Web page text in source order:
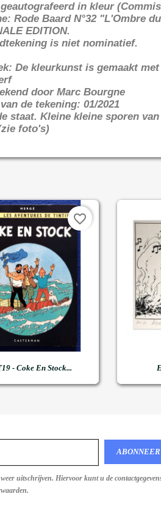
in kleur
Rode Baard N°32 "L'Ombre
EDITION.
is niet nominatief.
De kleurkunst is gemaakt
door Marc Bourgne
de tekening: 01/2021
staat. Kleine kleine sporen
foto's)
Snel bekijken
- Coke En Stock...
favorite_border
uitschrijven. Hiervoor kunt u de